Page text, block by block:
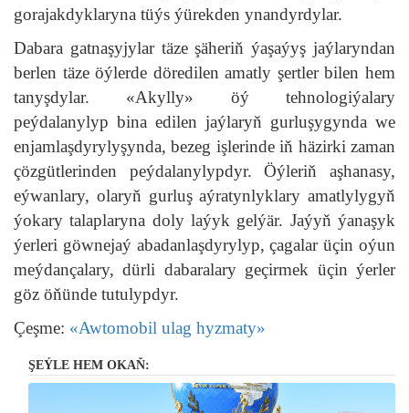
gorajakdyklaryna tüýs ýürekden ynandyrdylar.
Dabara gatnaşyjylar täze şäheriň ýaşaýyş jaýlaryndan
berlen täze öýlerde döredilen amatly şertler bilen hem
tanyşdylar. «Akylly» öý tehnologiýalary
peýdalanylyp bina edilen jaýlaryň gurluşygynda we
enjamlaşdyrylyşynda, bezeg işlerinde iň häzirki zaman
çözgütlerinden peýdalanylypdyr. Öýleriň aşhanasy,
eýwanlary, olaryň gurluş aýratynlyklary amatlylygyň
ýokary talaplaryna doly laýyk gelýär. Jaýyň ýanaşyk
ýerleri göwnejaý abadanlaşdyrylyp, çagalar üçin oýun
meýdançalary, dürli dabaralary geçirmek üçin ýerler
göz öňünde tutulypdyr.
Çeşme: «Awtomobil ulag hyzmaty»
ŞEÝLE HEM OKAŇ: